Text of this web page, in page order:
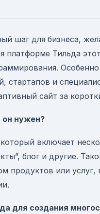
шаг для бизнеса,
платформе Тильда
стартапов и
сайт за
он нужен?
включает
блог и другие.
продуктов или услуг,
для создания